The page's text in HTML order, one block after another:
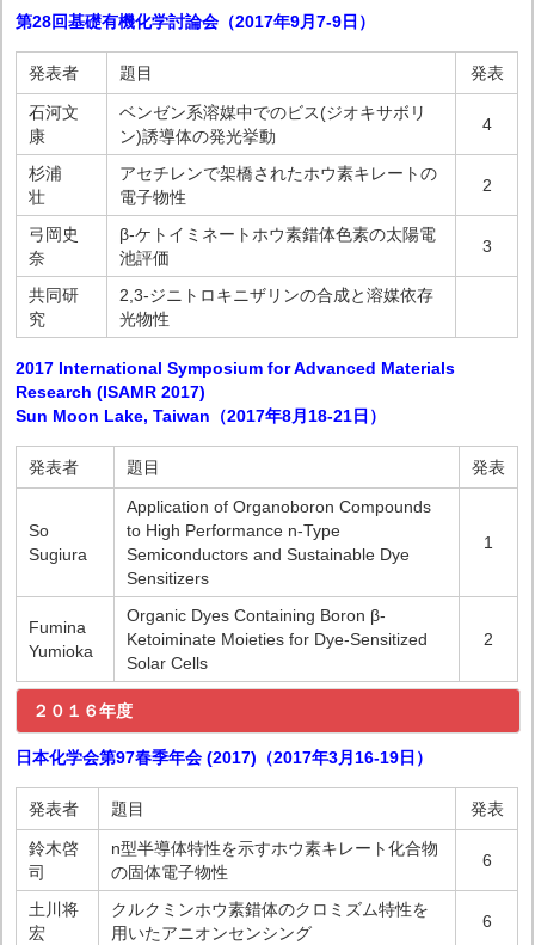
第28回基礎有機化学討論会（2017年9月7-9日 ）
発表者 題目 発表
石河文
康
ベンゼン系溶媒中でのビス(ジオキサボリ
ン)誘導体の発光挙動
4
杉浦
壮
アセチレンで架橋されたホウ素キレートの
電子物性
2
弓岡史
奈
β-ケトイミネートホウ素錯体色素の太陽電
池評価
3
共同研
究
2,3-ジニトロキニザリンの合成と溶媒依存
光物性
2017 International Symposium for Advanced Materials
Research (ISAMR 2017)
Sun Moon Lake, Taiwan（2017年8月18-21日）
発表者 題目 発表
So
Sugiura
Application of Organoboron Compounds
to High Performance n-Type
Semiconductors and Sustainable Dye
Sensitizers
1
Fumina
Yumioka
Organic Dyes Containing Boron β-
Ketoiminate Moieties for Dye-Sensitized
Solar Cells
2
２０１６年度
日本化学会第97春季年会 (2017)（2017年3月16-19日）
発表者 題目 発表
鈴木啓
司
n型半導体特性を示すホウ素キレート化合物
の固体電子物性
6
土川将
宏
クルクミンホウ素錯体のクロミズム特性を
用いたアニオンセンシング
6